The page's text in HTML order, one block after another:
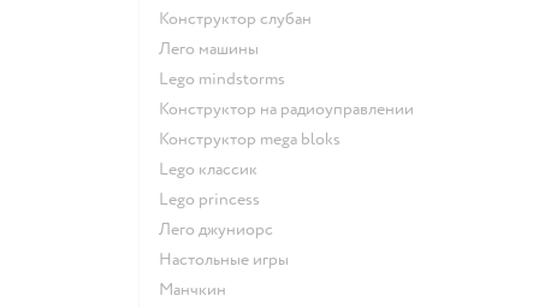
Конструктор слубан
Лего машины
Lego mindstorms
Конструктор на радиоуправлении
Конструктор mega bloks
Lego классик
Lego princess
Лего джуниорс
Настольные игры
Манчкин